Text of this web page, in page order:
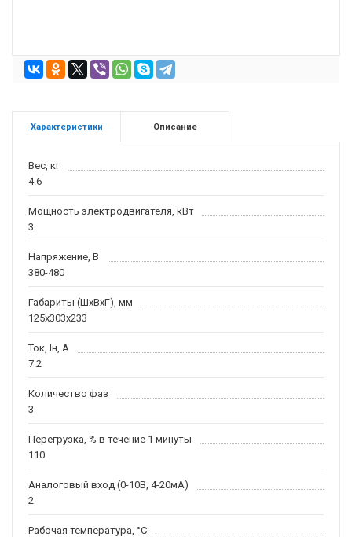
Характеристики Описание
Вес, кг
4.6
Мощность электродвигателя, кВт
3
Напряжение, В
380-480
Габариты (ШхВхГ), мм
125х303х233
Ток, Iн, А
7.2
Количество фаз
3
Перегрузка, % в течение 1 минуты
110
Аналоговый вход (0-10В, 4-20мА)
2
Рабочая температура, °С